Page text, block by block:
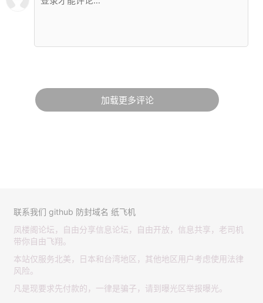
加载更多评论
联系我们 github 防封域名 纸飞机
凤楼阁论坛，自由分享信息论坛，自由开放，信息共享，老司机
带你自由飞翔。
本站仅服务北美，日本和台湾地区，其他地区用户考虑使用法律
风险。
凡是现要求先付款的，一律是骗子，请到曝光区举报曝光。